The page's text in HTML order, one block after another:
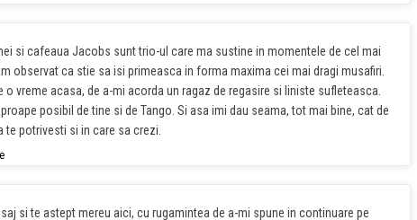
si cafeaua Jacobs sunt trio-ul care ma sustine in momentele de cel mai
observat ca stie sa isi primeasca in forma maxima cei mai dragi musafiri.
vreme acasa, de a-mi acorda un ragaz de regasire si liniste sufleteasca.
posibil de tine si de Tango. Si asa imi dau seama, tot mai bine, cat de
potrivesti si in care sa crezi.
si te astept mereu aici, cu rugamintea de a-mi spune in continuare pe